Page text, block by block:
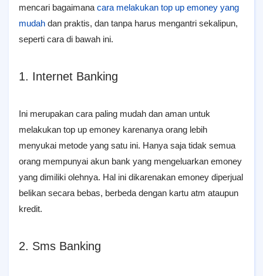
mencari bagaimana cara melakukan top up emoney yang
mudah dan praktis, dan tanpa harus mengantri sekalipun,
seperti cara di bawah ini.
1. Internet Banking
Ini merupakan cara paling mudah dan aman untuk
melakukan top up emoney karenanya orang lebih
menyukai metode yang satu ini. Hanya saja tidak semua
orang mempunyai akun bank yang mengeluarkan emoney
yang dimiliki olehnya. Hal ini dikarenakan emoney diperjual
belikan secara bebas, berbeda dengan kartu atm ataupun
kredit.
2. Sms Banking